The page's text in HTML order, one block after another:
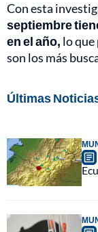
Con esta
septiembre
en el año, lo
son los más
Últimas